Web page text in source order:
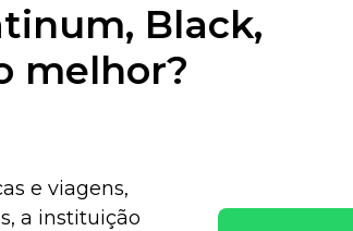
Black,
melhor?
e viagens,
a instituição